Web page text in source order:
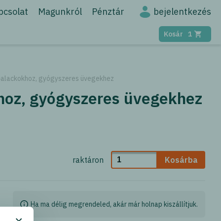
Magunkról Pénztár bejelentkezés
Kosár 1
gyógyszeres üvegekhez
gyógyszeres üvegekhez
raktáron Kosárba
Ha ma délig megrendeled, akár már holnap kiszállítjuk.